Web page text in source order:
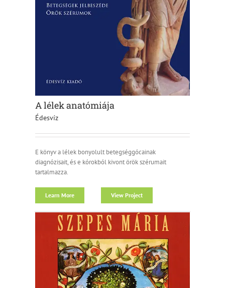
A lélek anatómiája
Édesvíz
E könyv a lélek bonyolult betegséggócainak
diagnózisait, és e kórokból kivont örök szérumait
tartalmazza.
Learn More View Project